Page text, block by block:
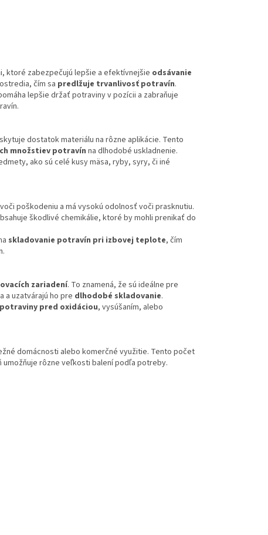
ktoré zabezpečujú lepšie a efektívnejšie odsávanie
čím sa predlžuje trvanlivosť potravín.
lepšie držať potraviny v pozícii a zabraňuje
dostatok materiálu na rôzne aplikácie. Tento
množstiev potravín na dlhodobé uskladnenie.
ako sú celé kusy mäsa, ryby, syry, či iné
poškodeniu a má vysokú odolnosť voči prasknutiu.
škodlivé chemikálie, ktoré by mohli prenikať do
skladovanie potravín pri izbovej teplote, čím
zariadení. To znamená, že sú ideálne pre
a uzatvárajú ho pre dlhodobé skladovanie.
pred oxidáciou, vysúšaním, alebo
domácnosti alebo komerčné využitie. Tento počet
rôzne veľkosti balení podľa potreby.